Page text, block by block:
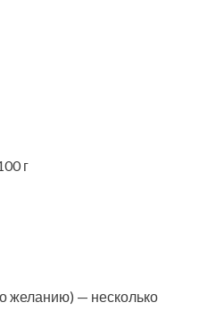
г
желанию) — несколько